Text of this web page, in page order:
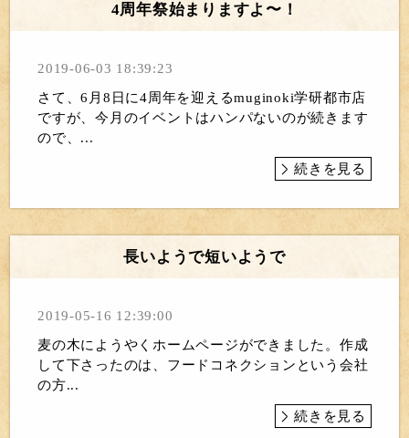
4周年祭始まりますよ〜！
2019-06-03 18:39:23
さて、6月8日に4周年を迎えるmuginoki学研都市店
ですが、今月のイベントはハンパないのが続きます
ので、...
続きを見る
長いようで短いようで
2019-05-16 12:39:00
麦の木にようやくホームページができました。作成
して下さったのは、フードコネクションという会社
の方...
続きを見る